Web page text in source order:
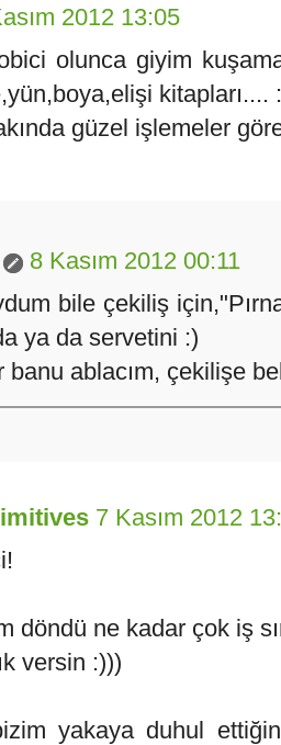
2012 13:05
olunca giyim
kitapları....
güzel işlemeler
8 Kasım 2012 00:11
bile çekiliş
ya da servetini :)
banu ablacım, çekilişe
7 Kasım 2012
döndü ne kadar çok iş
versin :)))
yakaya duhul